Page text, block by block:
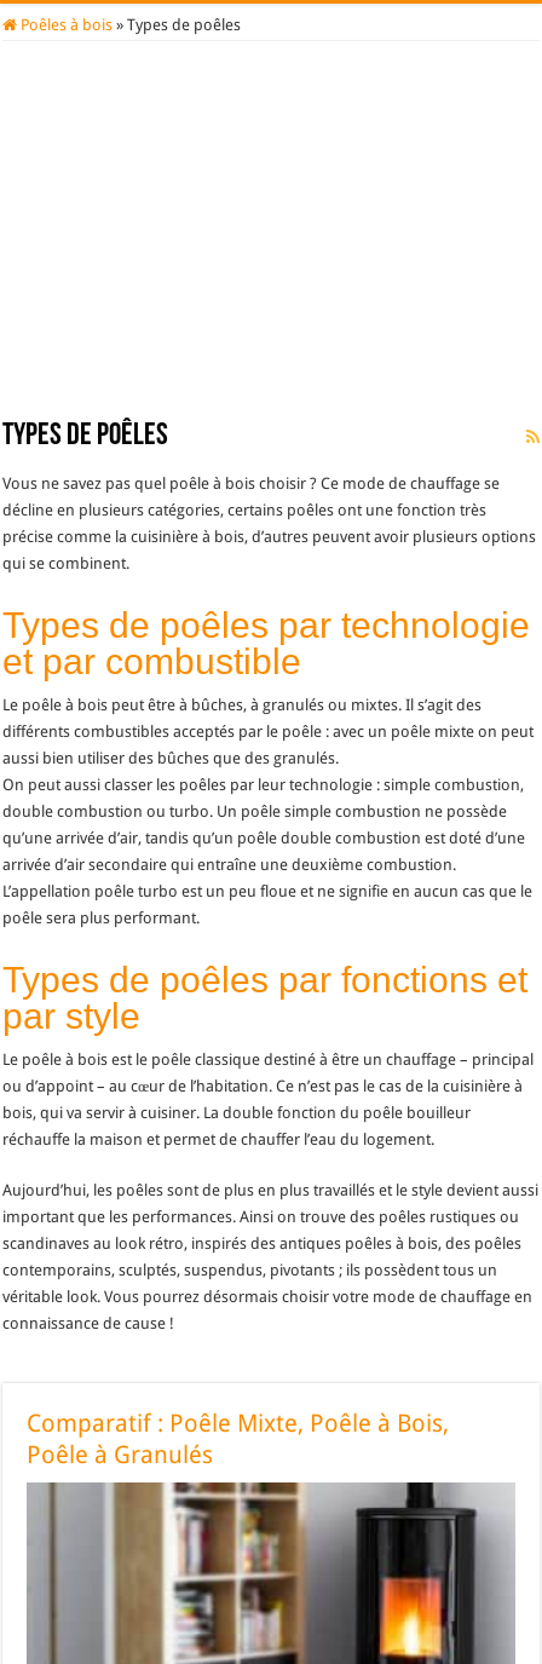
Poêles à bois » Types de poêles
Types de poêles
Vous ne savez pas quel poêle à bois choisir ? Ce mode de chauffage se
décline en plusieurs catégories, certains poêles ont une fonction très
précise comme la cuisinière à bois, d’autres peuvent avoir plusieurs options
qui se combinent.
Types de poêles par technologie
et par combustible
Le poêle à bois peut être à bûches, à granulés ou mixtes. Il s’agit des
différents combustibles acceptés par le poêle : avec un poêle mixte on peut
aussi bien utiliser des bûches que des granulés.
On peut aussi classer les poêles par leur technologie : simple combustion,
double combustion ou turbo. Un poêle simple combustion ne possède
qu’une arrivée d’air, tandis qu’un poêle double combustion est doté d’une
arrivée d’air secondaire qui entraîne une deuxième combustion.
L’appellation poêle turbo est un peu floue et ne signifie en aucun cas que le
poêle sera plus performant.
Types de poêles par fonctions et
par style
Le poêle à bois est le poêle classique destiné à être un chauffage – principal
ou d’appoint – au cœur de l’habitation. Ce n’est pas le cas de la cuisinière à
bois, qui va servir à cuisiner. La double fonction du poêle bouilleur
réchauffe la maison et permet de chauffer l’eau du logement.
Aujourd’hui, les poêles sont de plus en plus travaillés et le style devient aussi
important que les performances. Ainsi on trouve des poêles rustiques ou
scandinaves au look rétro, inspirés des antiques poêles à bois, des poêles
contemporains, sculptés, suspendus, pivotants ; ils possèdent tous un
véritable look. Vous pourrez désormais choisir votre mode de chauffage en
connaissance de cause !
Comparatif : Poêle Mixte, Poêle à Bois,
Poêle à Granulés